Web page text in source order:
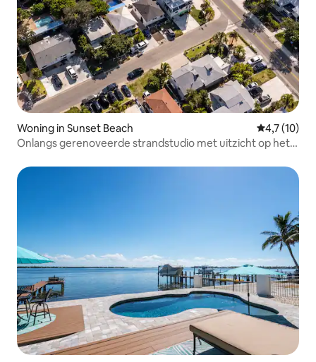
Woning in Sunset Beach
4,7 (10)
Onlangs gerenoveerde strandstudio met uitzicht op het